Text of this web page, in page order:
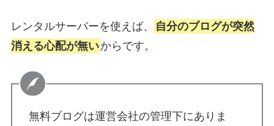
レンタルサーバーを使えば、
自分のブログが突然
消える心配が無いからです。
無料ブログは運営会社の管理下にありま